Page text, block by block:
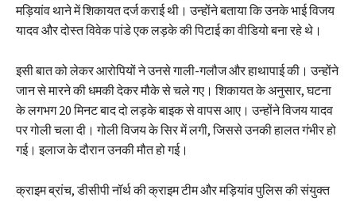
मड़ियांव थाने में शिकायत दर्ज कराई थी। उन्होंने बताया कि उनके भाई विजय
यादव और दोस्त विवेक पांडे एक लड़के की पिटाई का वीडियो बना रहे थे।
इसी बात को लेकर आरोपियों ने उनसे गाली-गलौज और हाथापाई की। उन्होंने
जान से मारने की धमकी देकर मौके से चले गए। शिकायत के अनुसार, घटना
के लगभग 20 मिनट बाद दो लड़के बाइक से वापस आए। उन्होंने विजय यादव
पर गोली चला दी। गोली विजय के सिर में लगी, जिससे उनकी हालत गंभीर हो
गई। इलाज के दौरान उनकी मौत हो गई।
क्राइम ब्रांच, डीसीपी नॉर्थ की क्राइम टीम और मड़ियांव पुलिस की संयुक्त